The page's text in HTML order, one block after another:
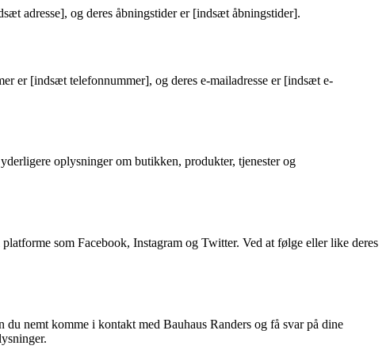
adresse], og deres åbningstider er [indsæt åbningstider].
er [indsæt telefonnummer], og deres e-mailadresse er [indsæt e-
oplysninger om butikken, produkter, tjenester og
som Facebook, Instagram og Twitter. Ved at følge eller like deres
nemt komme i kontakt med Bauhaus Randers og få svar på dine